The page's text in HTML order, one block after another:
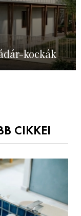
kockák
CIKKEI